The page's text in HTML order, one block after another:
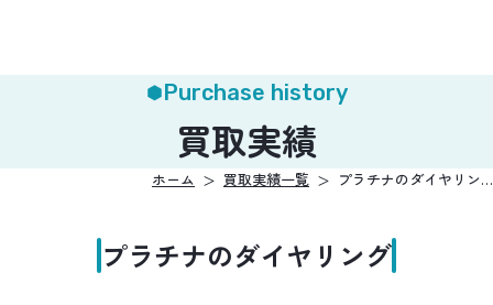
Purchase history
買取実績
ホーム 買取実績一覧 プラチナのダイヤリン…
プラチナのダイヤリング